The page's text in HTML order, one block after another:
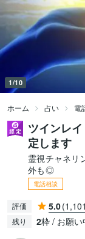
1/10
ホーム 占い 電
ツインレ
定します
霊視チャネリ
外も◎
電話相談
評価 5.0
残り 2枠 / お願い